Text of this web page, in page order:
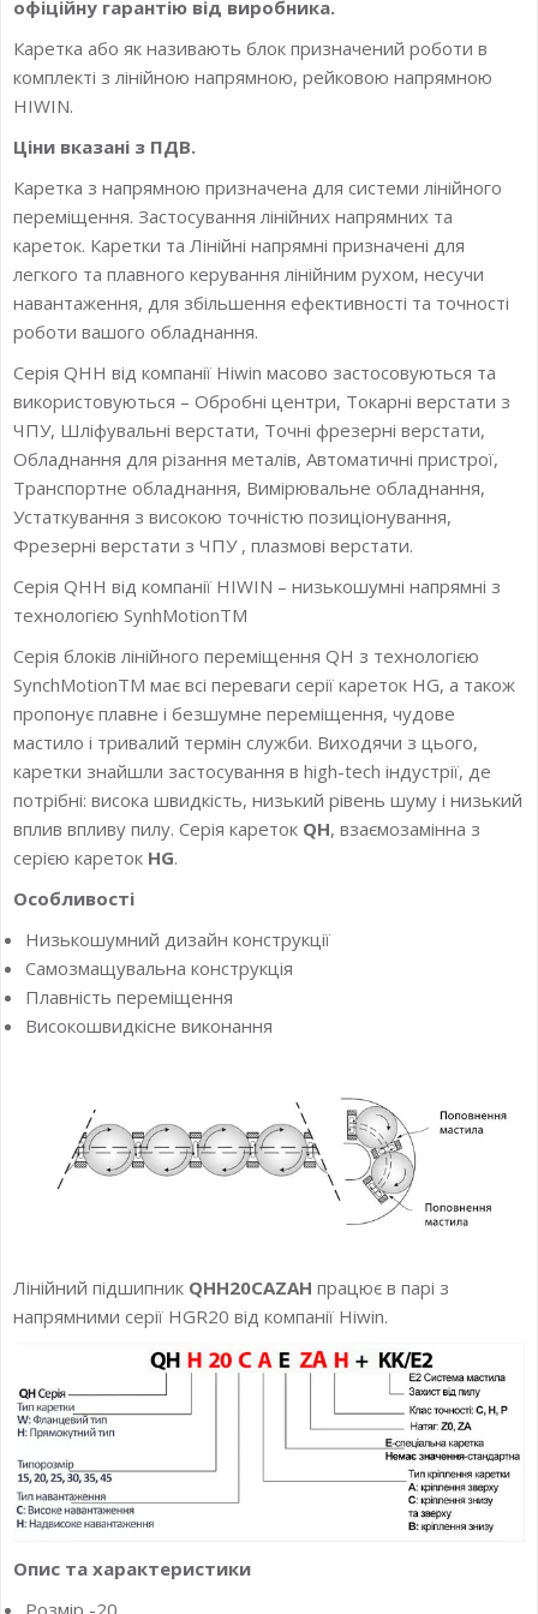
офіційну гарантію від виробника.
Каретка або як називають блок призначений роботи в
комплекті з лінійною напрямною, рейковою напрямною
HIWIN.
Ціни вказані з ПДВ.
Каретка з напрямною призначена для системи лінійного
переміщення. Застосування лінійних напрямних та
кареток. Каретки та Лінійні напрямні призначені для
легкого та плавного керування лінійним рухом, несучи
навантаження, для збільшення ефективності та точності
роботи вашого обладнання.
Серія QHH від компанії Hiwin масово застосовуються та
використовуються – Обробні центри, Токарні верстати з
ЧПУ, Шліфувальні верстати, Точні фрезерні верстати,
Обладнання для різання металів, Автоматичні пристрої,
Транспортне обладнання, Вимірювальне обладнання,
Устаткування з високою точністю позиціонування,
Фрезерні верстати з ЧПУ , плазмові верстати.
Серія QHH від компанії HIWIN – низькошумні напрямні з
технологією SynhMotionTM
Серія блоків лінійного переміщення QH з технологією
SynchMotionTM має всі переваги серії кареток HG, а також
пропонує плавне і безшумне переміщення, чудове
мастило і тривалий термін служби. Виходячи з цього,
каретки знайшли застосування в high-tech індустрії, де
потрібні: висока швидкість, низький рівень шуму і низький
вплив впливу пилу. Серія кареток QH, взаємозамінна з
серією кареток HG.
Особливості
Низькошумний дизайн конструкції
Самозмащувальна конструкція
Плавність переміщення
Високошвидкісне виконання
Лінійний підшипник QHH20CAZAH працює в парі з
напрямними серії HGR20 від компанії Hiwin.
Опис та характеристики